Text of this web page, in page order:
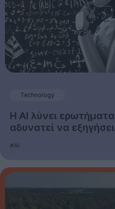
Technology
Η AI λύνει
αδυνατεί να εξηγήσει
#AI